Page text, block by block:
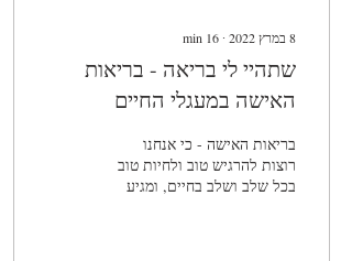
8 במרץ 2022 ∙
16
min
שתהיי לי בריאה - בריאות
האישה במעגלי החיים
בריאות האישה - כי אנחנו
רוצות להרגיש טוב ולחיות טוב
בכל שלב ושלב בחיים, ומגיע